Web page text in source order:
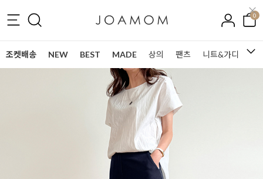
0
조켓배송 NEW BEST MADE 상의 팬츠 니트&가디건